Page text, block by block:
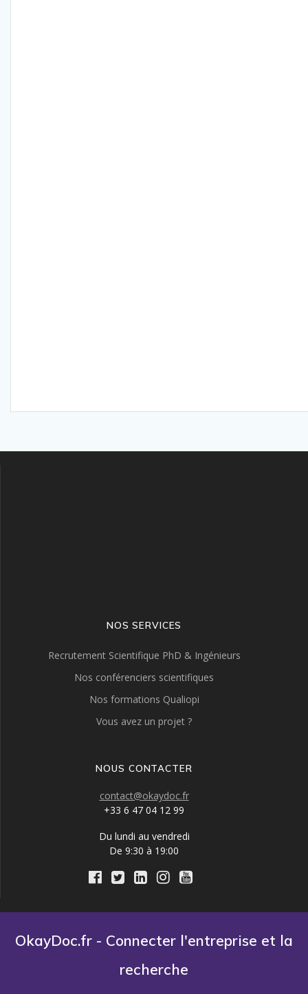
NOS SERVICES
Recrutement Scientifique PhD & Ingénieurs
Nos conférenciers scientifiques
Nos formations Qualiopi
Vous avez un projet ?
NOUS CONTACTER
contact@okaydoc.fr
+33 6 47 04 12 99
Du lundi au vendredi
De 9:30 à 19:00
OkayDoc.fr - Connecter l'entreprise et la
recherche